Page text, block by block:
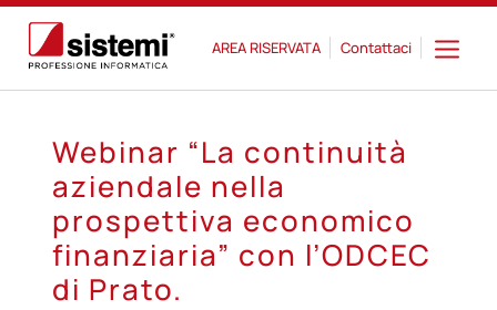
AREA RISERVATA Contattaci
Webinar “La continuità
aziendale nella
prospettiva economico
finanziaria” con l’ODCEC
di Prato.